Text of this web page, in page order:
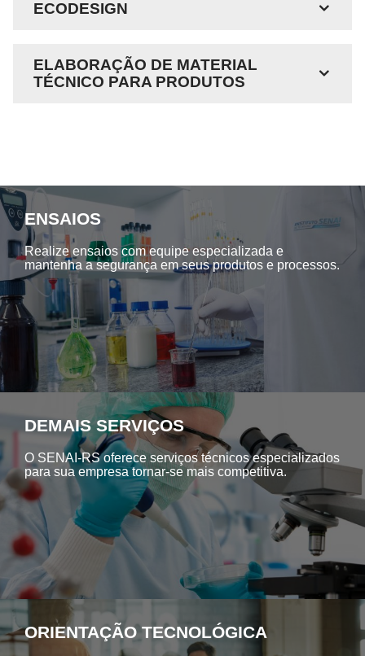
ECODESIGN
ELABORAÇÃO DE MATERIAL
TÉCNICO PARA PRODUTOS
ENSAIOS
Realize ensaios com equipe especializada e
mantenha a segurança em seus produtos e processos.
DEMAIS SERVIÇOS
O SENAI-RS oferece serviços técnicos especializados
para sua empresa tornar-se mais competitiva.
ORIENTAÇÃO TECNOLÓGICA